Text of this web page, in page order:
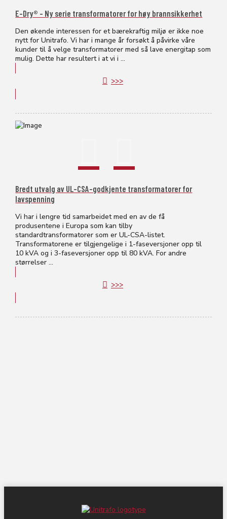
E-Dry® – Ny serie transformatorer for høy brannsikkerhet
Den økende interessen for et bærekraftig miljø er ikke noe
nytt for Unitrafo. Vi har i mange år forsøkt å påvirke våre
kunder til å velge transformatorer med så lave energitap som
mulig. Dette har resultert i at vi i ...
>>>
Bredt utvalg av UL-CSA-godkjente transformatorer for
lavspenning
Vi har i lengre tid samarbeidet med en av de få
produsentene i Europa som kan tilby
standardtransformatorer som er UL-CSA-listet.
Transformatorene er tilgjengelige i 1-faseversjoner opp til
10 kVA og i 3-faseversjoner opp til 80 kVA. For andre
størrelser ...
>>>